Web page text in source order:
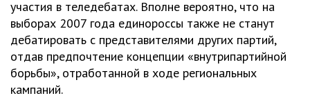
участия в теледебатах. Вполне вероятно, что на
выборах 2007 года единороссы также не станут
дебатировать с представителями других партий,
отдав предпочтение концепции «внутрипартийной
борьбы», отработанной в ходе региональных
кампаний.